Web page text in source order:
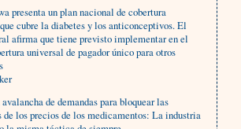
presenta un plan nacional de cobertura
cubre la diabetes y los anticonceptivos. El
afirma que tiene previsto implementar en el
universal de pagador único para otros
de demandas para bloquear las
de los precios de los medicamentos: La industria